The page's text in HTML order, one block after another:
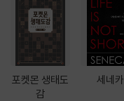
포켓몬 생태도
감
세네카